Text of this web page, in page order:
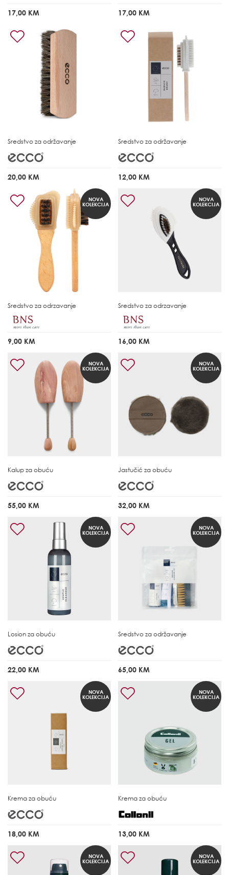
17,00 KM 17,00 KM
Sredstvo za održavanje
20,00 KM
Sredstvo za održavanje
12,00 KM
NOVA
KOLEKCIJA
Sredstvo za odrzavanje
9,00 KM
NOVA
KOLEKCIJA
Sredstvo za odrzavanje
16,00 KM
NOVA
KOLEKCIJA
Kalup za obuću
55,00 KM
NOVA
KOLEKCIJA
Jastučić za obuću
32,00 KM
NOVA
KOLEKCIJA
Losion za obuću
22,00 KM
NOVA
KOLEKCIJA
Sredstvo za održavanje
65,00 KM
NOVA
KOLEKCIJA
Krema za obuću
18,00 KM
NOVA
KOLEKCIJA
Krema za obuću
13,00 KM
NOVA
KOLEKCIJA
NOVA
KOLEKCIJA